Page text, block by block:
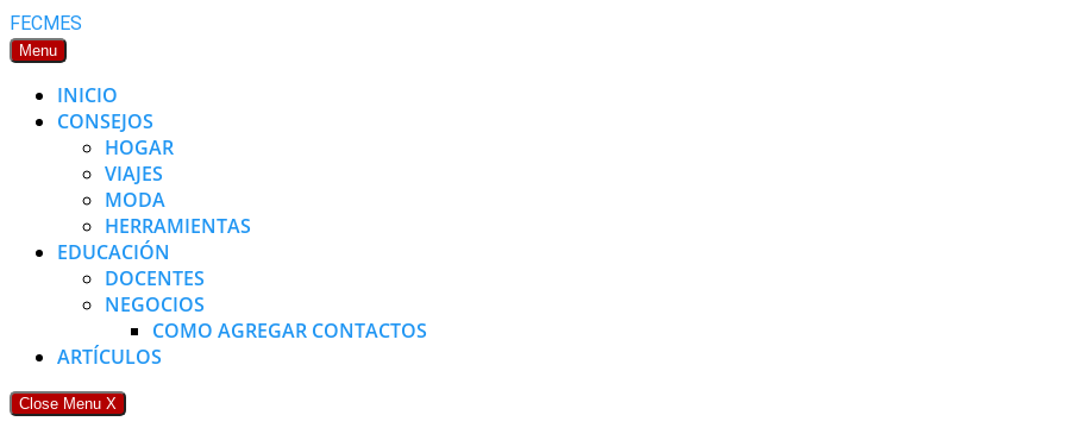
Skip
to
FECMES
Menu
INICIO
CONSEJOS
HOGAR
VIAJES
MODA
HERRAMIENTAS
EDUCACIÓN
DOCENTES
NEGOCIOS
COMO AGREGAR CONTACTOS
ARTÍCULOS
Close Menu X